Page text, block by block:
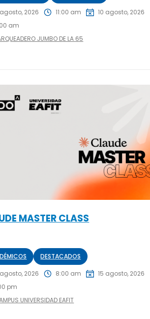
2026 11:00 am
10 agosto, 2026
am
JUMBO DE LA 65
MASTER CLASS
DESTACADOS
2026 8:00 am
15 agosto, 2026
pm
UNIVERSIDAD EAFIT